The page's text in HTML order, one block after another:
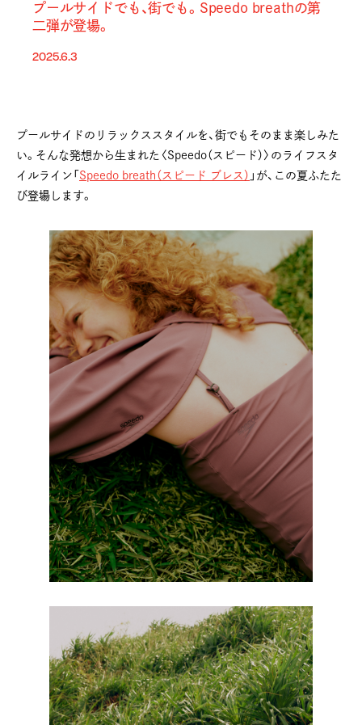
プールサイドでも、街でも。Speedo breathの第
二弾が登場。
2025.6.3
プールサイドのリラックススタイルを、街でもそのまま楽しみた
い。そんな発想から生まれた〈Speedo（スピード）〉のライフスタ
イルライン「 Speedo breath（スピード ブレス） 」が、この夏ふたた
び登場します。